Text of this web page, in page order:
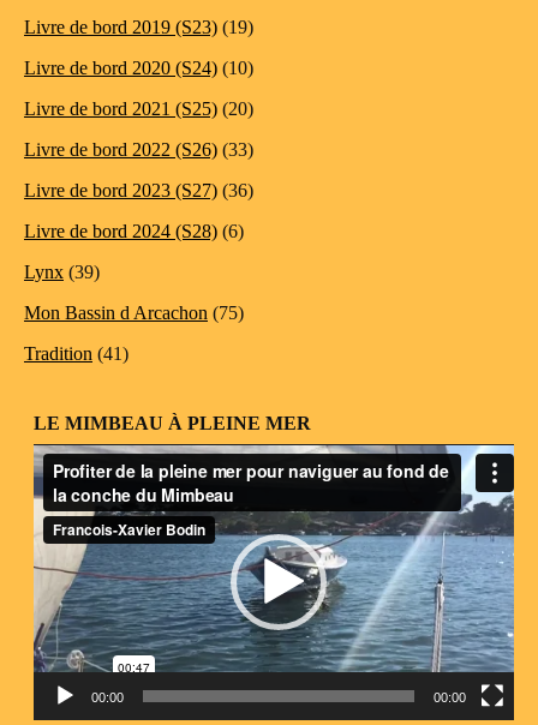
Livre de bord 2019 (S23) (19)
Livre de bord 2020 (S24) (10)
Livre de bord 2021 (S25) (20)
Livre de bord 2022 (S26) (33)
Livre de bord 2023 (S27) (36)
Livre de bord 2024 (S28) (6)
Lynx (39)
Mon Bassin d Arcachon (75)
Tradition (41)
LE MIMBEAU À PLEINE MER
Lecteur
vidéo
00:00 00:00